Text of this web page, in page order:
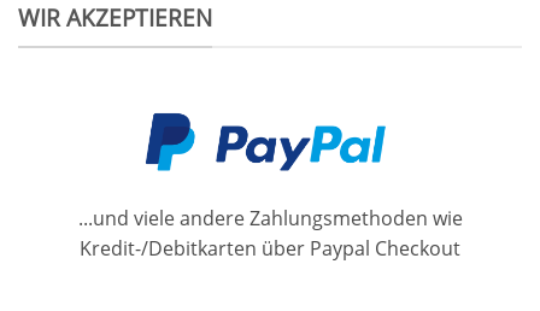
WIR AKZEPTIEREN
...und viele andere Zahlungsmethoden wie
Kredit-/Debitkarten über Paypal Checkout